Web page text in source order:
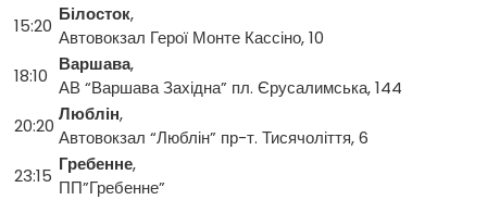
15:20
Білосток,
Автовокзал Герої Монте Кассіно, 10
18:10
Варшава,
АВ “Варшава Західна” пл. Єрусалимська, 144
20:20
Люблін,
Автовокзал “Люблін” пр-т. Тисячоліття, 6
23:15
Гребенне,
ПП”Гребенне”